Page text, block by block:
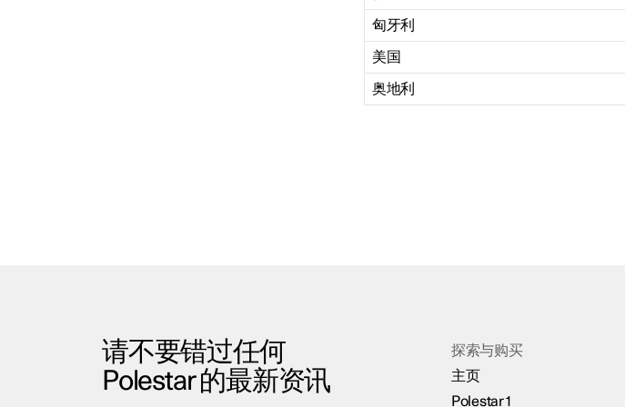
匈牙利
美国
奥地利
请不要错过任何
Polestar 的最新资讯
探索与购买
主页
Polestar 1